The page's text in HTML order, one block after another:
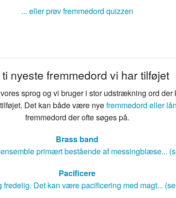
... eller prøv fremmedord quizzen
ti nyeste fremmedord vi har tilføjet
sprog og vi bruger i stor udstrækning ord
Det kan både være nyefremmedord eller
fremmedord der ofte søges på.
Brass band
primært bestående af messingblæse...
Pacificere
fredelig. Det kan være pacificering med magt...